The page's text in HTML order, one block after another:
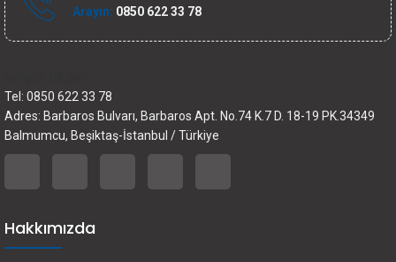
Arayın: 0850 622 33 78
Tel: 0850 622 33 78
Adres: Barbaros Bulvarı, Barbaros Apt. No.74 K.7 D. 18-19 PK.34349
Balmumcu, Beşiktaş-İstanbul / Türkiye
Hakkımızda